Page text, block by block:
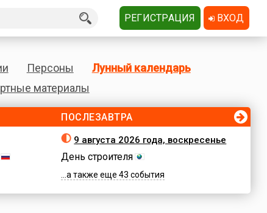
Персоны
Лунный календарь
материалы
ПОСЛЕЗАВТРА
9 августа 2026 года, воскресенье
День строителя
...а также еще 43 события
РЕГИСТРАЦИЯ ВХОД